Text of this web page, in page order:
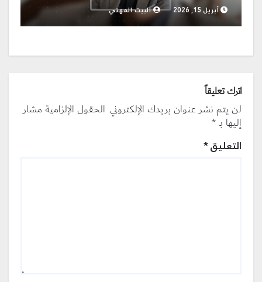
أبريل 15, 2026 البيت المهني
اترك تعليقاً
لن يتم نشر عنوان بريدك الإلكتروني. الحقول الإلزامية مشار
إليها بـ *
التعليق*